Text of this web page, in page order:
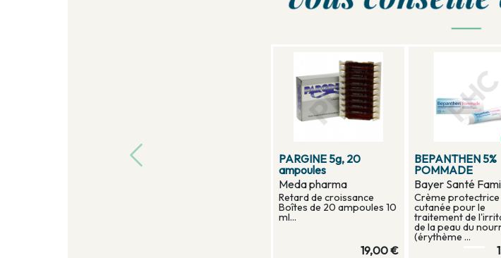
PARGINE 5g, 20
ampoules
Meda pharma
Retard de croissance
Boîtes de 20 ampoules 10
ml...
19,00 €
BEPANTHEN 5%
POMMADE
Bayer Santé
Crème protectrice
cutanée pour le
traitement de
de la peau du
(érythème ...